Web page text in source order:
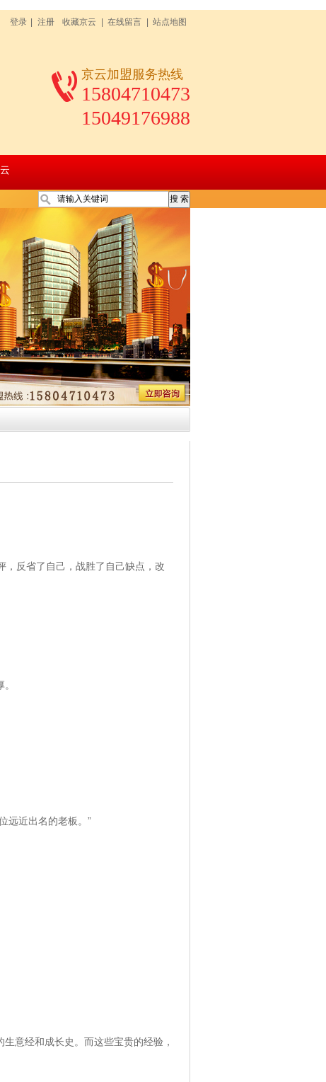
登录 注册 收藏京云 在线留言 站点地图
京云加盟服务热线
15804710473
15049176988
省了自己，战胜了自己缺点，改
远近出名的老板。”
意经和成长史。而这些宝贵的经验，